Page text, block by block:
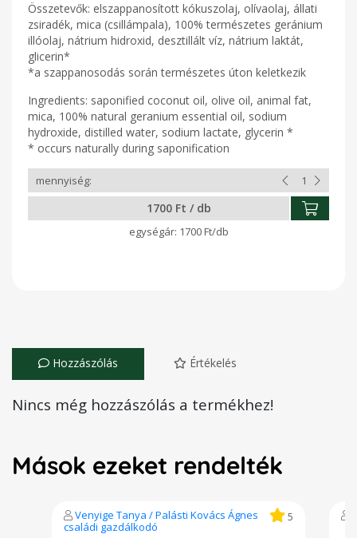
Összetevők: elszappanosított kókuszolaj, olívaolaj, állati
zsiradék, mica (csillámpala), 100% természetes geránium
illóolaj, nátrium hidroxid, desztillált víz, nátrium laktát,
glicerin*
*a szappanosodás során természetes úton keletkezik
Ingredients: saponified coconut oil, olive oil, animal fat,
mica, 100% natural geranium essential oil, sodium
hydroxide, distilled water, sodium lactate, glycerin *
* occurs naturally during saponification
1700 Ft / db
1700 Ft/db
Hozzászólás Értékelés
Nincs még hozzászólás a termékhez!
Mások ezeket rendelték
Venyige Tanya / Palásti Kovács Ágnes
családi gazdálkodó
5